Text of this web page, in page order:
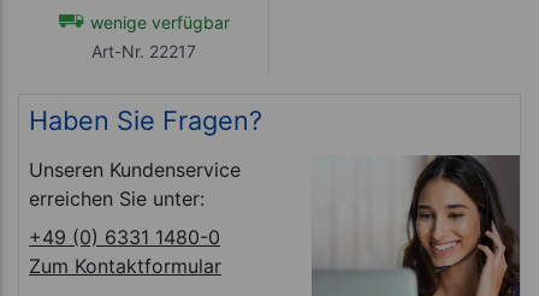
wenige verfügbar
Art-Nr. 22217
Haben Sie Fragen?
Unseren Kundenservice
erreichen Sie unter:
+49 (0) 6331 1480-0
Zum Kontaktformular